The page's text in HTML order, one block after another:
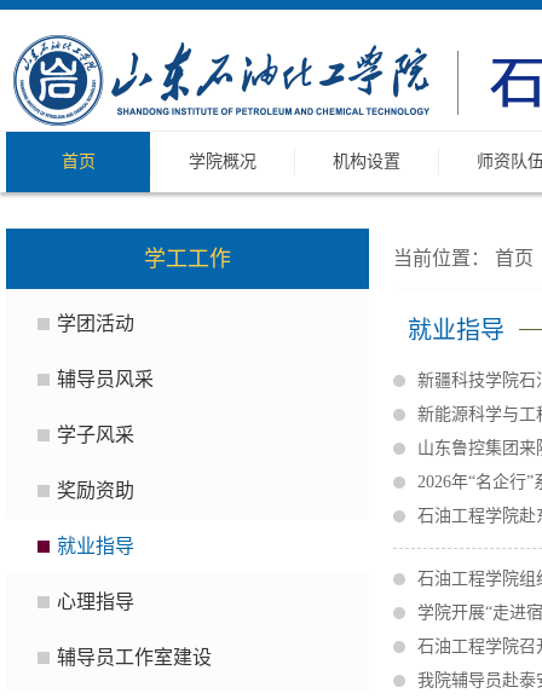
首页 学院概况 机构设置 师资队
学工工作
学团活动
辅导员风采
学子风采
奖励资助
就业指导
心理指导
辅导员工作室建设
当前位置： 首页
就业指导
新疆科技学院石
新能源科学与工
山东鲁控集团来
2026年“名企行
石油工程学院赴
石油工程学院组
学院开展“走进
石油工程学院召
我院辅导员赴泰